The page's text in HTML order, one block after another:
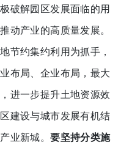
破解园区发展面临的用
动产业的高质量发展。
节约集约利用为抓手，
布局、企业布局，最大
进一步提升土地资源效
建设与城市发展有机结
业新城。要坚持分类施